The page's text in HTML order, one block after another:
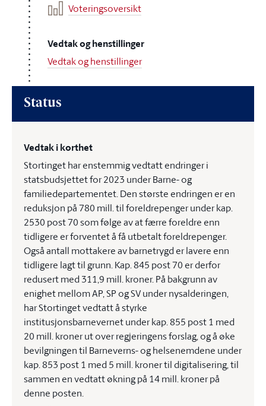
Voteringsoversikt
Vedtak og henstillinger
Vedtak og henstillinger
Status
Vedtak i korthet
Stortinget har enstemmig vedtatt endringer i
statsbudsjettet for 2023 under Barne- og
familiedepartementet. Den største endringen er en
reduksjon på 780 mill. til foreldrepenger under kap.
2530 post 70 som følge av at færre foreldre enn
tidligere er forventet å få utbetalt foreldrepenger.
Også antall mottakere av barnetrygd er lavere enn
tidligere lagt til grunn. Kap. 845 post 70 er derfor
redusert med 311,9 mill. kroner. På bakgrunn av
enighet mellom AP, SP og SV under nysalderingen,
har Stortinget vedtatt å styrke
institusjonsbarnevernet under kap. 855 post 1 med
20 mill. kroner ut over regjeringens forslag, og å øke
bevilgningen til Barneverns- og helsenemdene under
kap. 853 post 1 med 5 mill. kroner til digitalisering, til
sammen en vedtatt økning på 14 mill. kroner på
denne posten.